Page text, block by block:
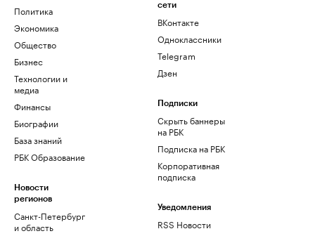
Политика
Экономика
Общество
Бизнес
Технологии и
медиа
Финансы
Биографии
База знаний
РБК Образование
Новости
регионов
Санкт-Петербург
и область
сети
ВКонтакте
Одноклассники
Telegram
Дзен
Подписки
Скрыть баннеры
на РБК
Подписка на РБК
Корпоративная
подписка
Уведомления
RSS Новости